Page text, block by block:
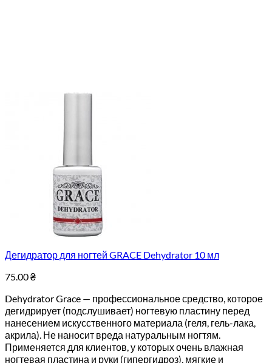
Дегидратор для ногтей GRACE Dehydrator 10 мл
75.00₴
Dehydrator Grace — профессиональное средство, которое
дегидрирует (подслушивает) ногтевую пластину перед
нанесением искусственного материала (геля, гель-лака,
акрила). Не наносит вреда натуральным ногтям.
Применяется для клиентов, у которых очень влажная
ногтевая пластина и руки (гипергидроз), мягкие и